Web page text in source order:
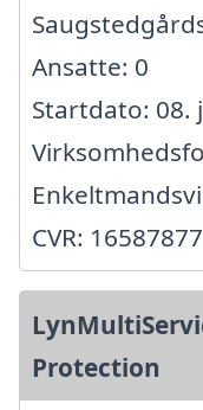
Ansatte: 0
Startdato: 08.
CVR: 16587877
Protection